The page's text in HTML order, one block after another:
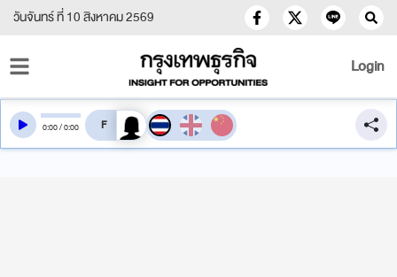
วันจันทร์ ที่ 10 สิงหาคม 2569
Login
0:00/0:00 สลับเสียงอ่าน